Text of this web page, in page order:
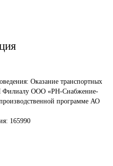
Оказание транспортных
Филиалу ООО «РН-Снабжение-
программе АО
165990